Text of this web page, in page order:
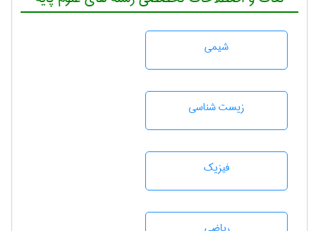
شيمی
زيست شناسی
فیزیک